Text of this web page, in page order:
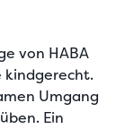
von HABA
kindgerecht.
Umgang
Ein